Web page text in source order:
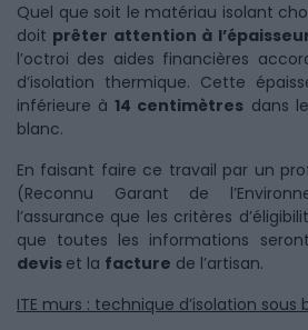
Quel que soit le matériau isolant
doit prêter attention à
l’octroi des aides financières
d’isolation thermique. Cette
inférieure à14 centimètres dans
blanc.
En faisant faire ce travail par un
(Reconnu Garant de
l’assurance que les critères
que toutes les informations
devis et la facture de l’artisan.
ITE murs : technique d’isolation sous